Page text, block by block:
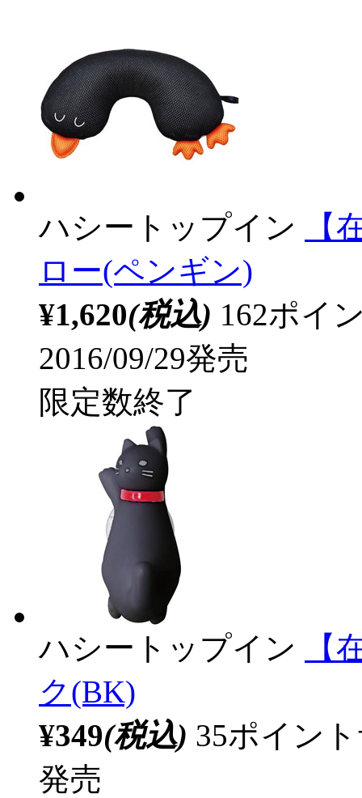
ハシートップイン
【
ロー(ペンギン)
¥1,620(税込) 162ポイ
2016/09/29発売
限定数終了
ハシートップイン
【
ク(BK)
¥349(税込) 35ポイン
発売